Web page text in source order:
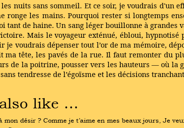
nuits sans sommeil. Et ce soir, je voudrais d'un
les mains. Pourquoi rester si longtemps
de haine. Un sang léger bouillonne à grandes
Mais le voyageur exténué, ébloui, hypnotisé
voudrais dépenser tout l’or de ma mémoire,
tête, les pavés de la rue. Il faut remonter du
de la poitrine, pousser vers les hauteurs — où la
tendresse de l’égoïsme et les décisions
like …
désir ? Comme je t’aime en mes beaux jours, Je